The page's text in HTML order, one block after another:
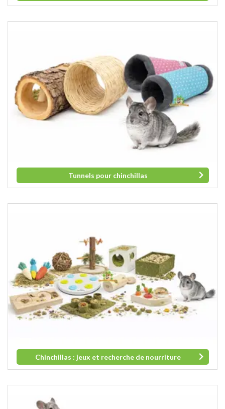
Tunnels pour chinchillas
Chinchillas : jeux et recherche de nourriture